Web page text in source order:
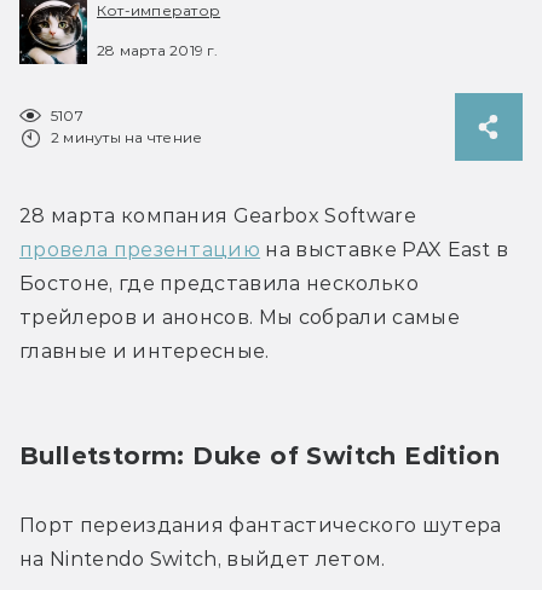
Кот-император
28 марта 2019 г.
5107
2 минуты на чтение
провела презентацию на выставке PAX East в
Бостоне, где представила несколько
трейлеров и анонсов. Мы собрали самые
главные и интересные.
Bulletstorm: Duke of Switch Edition
Порт переиздания фантастического шутера
на Nintendo Switch, выйдет летом.